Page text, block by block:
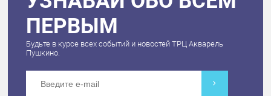
ПЕРВЫМ
Будьте в курсе всех событий и новостей ТРЦ Акварель
Пушкино.